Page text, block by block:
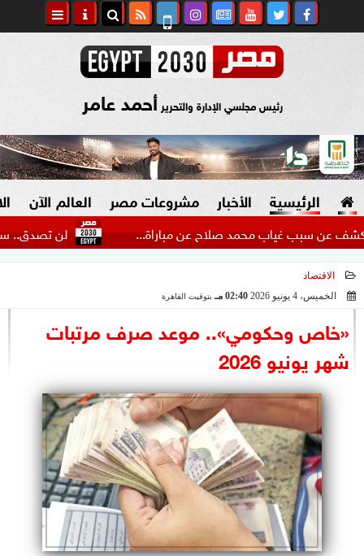
رئيس مجلسي الإدارة والتحرير أحمد عامر
الرئيسية الأخبار
السياسة
الرئاسة
البرلمان
الوزارات
الأحزاب
مشروعات مصر
صنع في مصر
العالم الآن
لن تصدق.. سعر غياب محمد صلاح عن مباراة...
الاقتصاد
الخميس، 4 يونيو 2026
02:40 مـ بتوقيت القاهرة
«خاص وحكومي».. موعد صرف مرتبات
شهر يونيو 2026